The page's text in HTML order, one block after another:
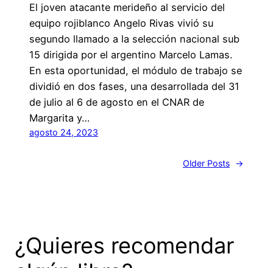
El joven atacante merideño al servicio del
equipo rojiblanco Angelo Rivas vivió su
segundo llamado a la selección nacional sub
15 dirigida por el argentino Marcelo Lamas.
En esta oportunidad, el módulo de trabajo se
dividió en dos fases, una desarrollada del 31
de julio al 6 de agosto en el CNAR de
Margarita y…
agosto 24, 2023
Older Posts →
¿Quieres recomendar